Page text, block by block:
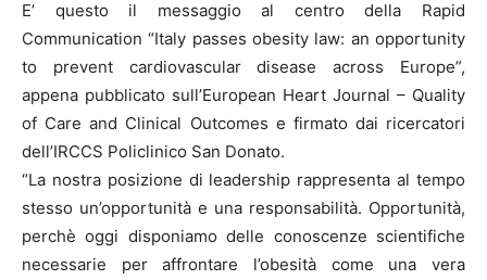
E’ questo il messaggio al centro della Rapid
Communication “Italy passes obesity law: an opportunity
to prevent cardiovascular disease across Europe”,
appena pubblicato sull’European Heart Journal – Quality
of Care and Clinical Outcomes e firmato dai ricercatori
dell’IRCCS Policlinico San Donato.
“La nostra posizione di leadership rappresenta al tempo
stesso un’opportunità e una responsabilità. Opportunità,
perchè oggi disponiamo delle conoscenze scientifiche
necessarie per affrontare l’obesità come una vera